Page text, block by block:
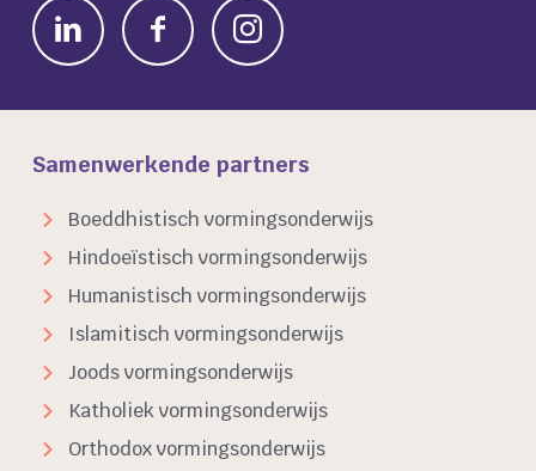
Samenwerkende partners
Boeddhistisch vormingsonderwijs
Hindoeïstisch vormingsonderwijs
Humanistisch vormingsonderwijs
Islamitisch vormingsonderwijs
Joods vormingsonderwijs
Katholiek vormingsonderwijs
Orthodox vormingsonderwijs